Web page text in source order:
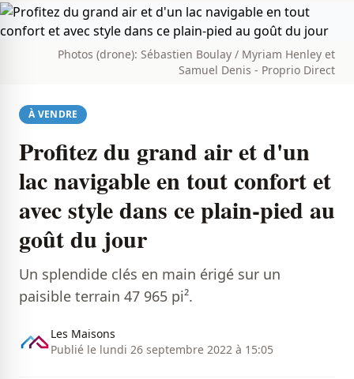
Photos (drone): Sébastien Boulay / Myriam Henley et
Samuel Denis - Proprio Direct
À VENDRE
Profitez du grand air et d'un
lac navigable en tout confort et
avec style dans ce plain-pied au
goût du jour
Un splendide clés en main érigé sur un
paisible terrain 47 965 pi².
Les Maisons
Publié le lundi 26 septembre 2022 à 15:05